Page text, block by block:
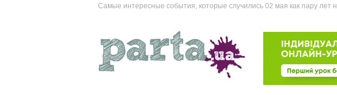
Самые интересные события, которые случились 02 мая как пару лет